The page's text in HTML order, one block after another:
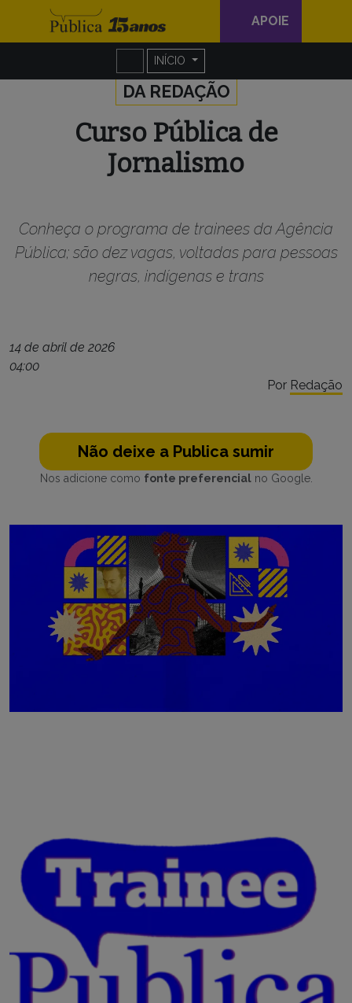
Navegação
principal
APOIE
INÍCIO
DA REDAÇÃO
Curso Pública de
Jornalismo
Conheça o programa de trainees da Agência
Pública; são dez vagas, voltadas para pessoas
negras, indígenas e trans
14 de abril de 2026
04:00
Por Redação
Não deixe a Publica sumir
Nos adicione como fonte preferencialno Google.